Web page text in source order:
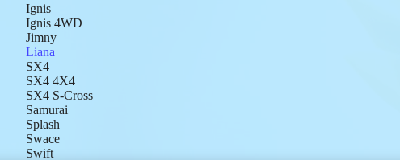
Ignis
Ignis 4WD
Jimny
Liana
SX4
SX4 4X4
SX4 S-Cross
Samurai
Splash
Swace
Swift